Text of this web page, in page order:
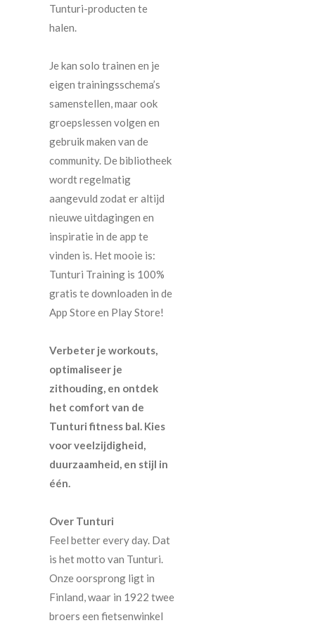
Tunturi-producten te
halen.
Je kan solo trainen en je
eigen trainingsschema’s
samenstellen, maar ook
groepslessen volgen en
gebruik maken van de
community. De bibliotheek
wordt regelmatig
aangevuld zodat er altijd
nieuwe uitdagingen en
inspiratie in de app te
vinden is. Het mooie is:
Tunturi Training is 100%
gratis te downloaden in de
App Store en Play Store!
Verbeter je workouts,
optimaliseer je
zithouding, en ontdek
het comfort van de
Tunturi fitness bal. Kies
voor veelzijdigheid,
duurzaamheid, en stijl in
één.
Over Tunturi
Feel better every day. Dat
is het motto van Tunturi.
Onze oorsprong ligt in
Finland, waar in 1922 twee
broers een fietsenwinkel